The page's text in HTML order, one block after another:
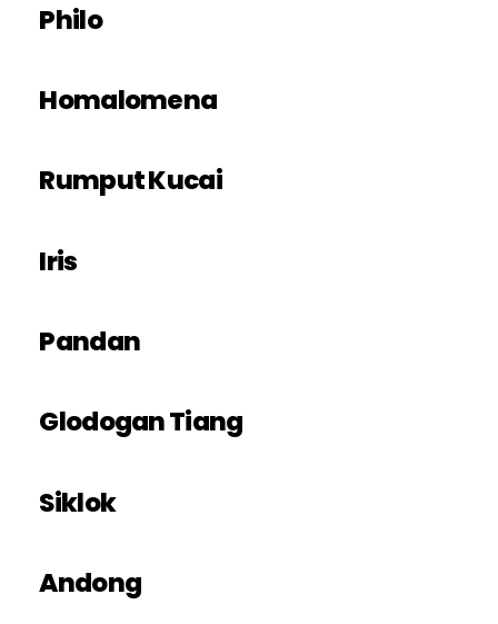
Philo
Homalomena
Rumput Kucai
Iris
Pandan
Glodogan Tiang
Siklok
Andong